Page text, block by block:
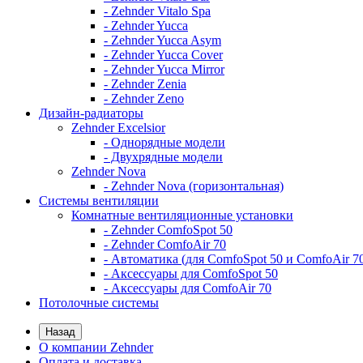
- Zehnder Vitalo Spa
- Zehnder Yucca
- Zehnder Yucca Asym
- Zehnder Yucca Cover
- Zehnder Yucca Mirror
- Zehnder Zenia
- Zehnder Zeno
Дизайн-радиаторы
Zehnder Excelsior
- Однорядные модели
- Двухрядные модели
Zehnder Nova
- Zehnder Nova (горизонтальная)
Системы вентиляции
Комнатные вентиляционные установки
- Zehnder ComfoSpot 50
- Zehnder ComfoAir 70
- Автоматика (для ComfoSpot 50 и ComfoAir
- Аксессуары для ComfoSpot 50
- Аксессуары для ComfoAir 70
Потолочные системы
Назад
О компании Zehnder